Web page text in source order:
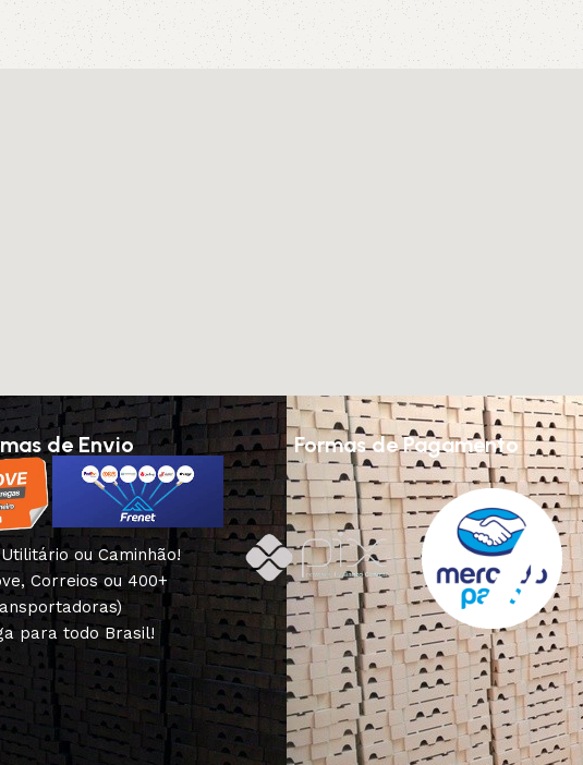
de Envio
ou Caminhão!
Correios ou 400+
para todo Brasil!
Formas de Pagamento